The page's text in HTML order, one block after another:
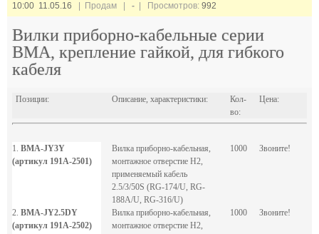
10:00 11.05.16 | Продам | - | Просмотров: 992
Вилки приборно-кабельные серии
BMA, крепление гайкой, для гибкого
кабеля
Позиции: Описание, характеристики:
Кол-
во:
Цена:
1. BMA-JY3Y
(артикул 191A-2501)
Вилка приборно-кабельная,
монтажное отверстие H2,
применяемый кабель
2.5/3/50S (RG-174/U, RG-
188A/U, RG-316/U)
1000 Звоните!
2. BMA-JY2.5DY
(артикул 191A-2502)
Вилка приборно-кабельная,
монтажное отверстие H2,
1000 Звоните!